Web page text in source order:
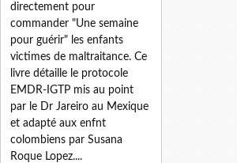
directement pour
commander "Une semaine
pour guérir" les enfants
victimes de maltraitance. Ce
livre détaille le protocole
EMDR-IGTP mis au point
par le Dr Jareiro au Mexique
et adapté aux enfnt
colombiens par Susana
Roque Lopez....